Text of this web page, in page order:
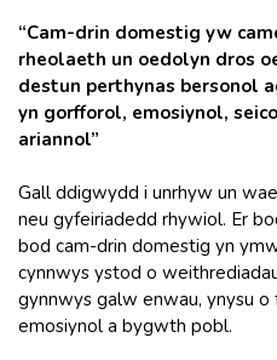
“Cam-drin domestig yw
rheolaeth un oedolyn dros
destun perthynas bersonol
yn gorfforol, emosiynol,
ariannol”
Gall ddigwydd i unrhyw un
neu gyfeiriadedd rhywiol. Er
bod cam-drin domestig yn
cynnwys ystod o
gynnwys galw enwau, ynysu o
emosiynol a bygwth pobl.